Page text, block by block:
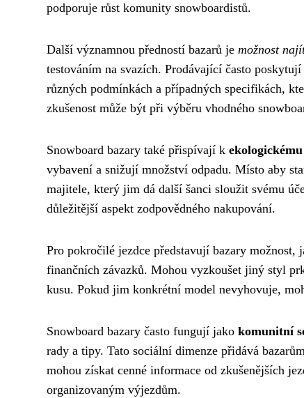
podporuje růst komunity snowboardistů.
Další významnou předností bazarů je možnost
testováním na svazích. Prodávající často
různých podmínkách a případných specifikách,
zkušenost může být při výběru vhodného
Snowboard bazary také přispívají k
vybavení a snižují množství odpadu. Místo aby
majitele, který jim dá další šanci sloužit svému
důležitější aspekt zodpovědného nakupování.
Pro pokročilé jezdce představují bazary možnost,
finančních závazků. Mohou vyzkoušet jiný styl
kusu. Pokud jim konkrétní model nevyhovuje,
Snowboard bazary často fungují jako komunitní
rady a tipy. Tato sociální dimenze přidává
mohou získat cenné informace od zkušenějších
organizovaným výjezdům.